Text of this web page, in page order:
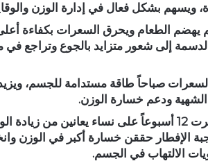
ويسهم بشكل فعال في إدارة الوزن
يهضم الطعام ويحرق السعرات بكفاءة
إلى شعور متزايد بالجوع وتراجع
صباحاً طاقة مستدامة للجسم،
ودعم خسارة الوزن.
وفي تجربة سريرية استمرت 12 أسبوعاً على نساء
الإفطار حققن خسارة أكبر في الوزن
الالتهاب في الجسم.